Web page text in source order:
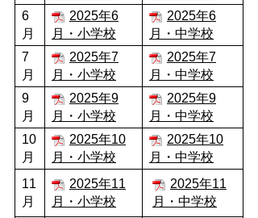
6
月
2025年6
月・小学校
2025年6
月・中学校
7
月
2025年7
月・小学校
2025年7
月・中学校
9
月
2025年9
月・小学校
2025年9
月・中学校
10
月
2025年10
月・小学校
2025年10
月・中学校
11
月
2025年11
月・小学校
2025年11
月・中学校